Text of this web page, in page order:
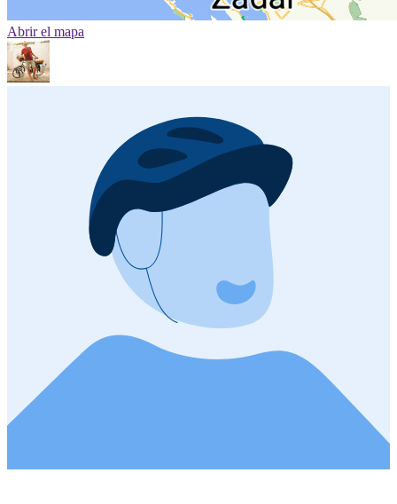
Abrir el mapa